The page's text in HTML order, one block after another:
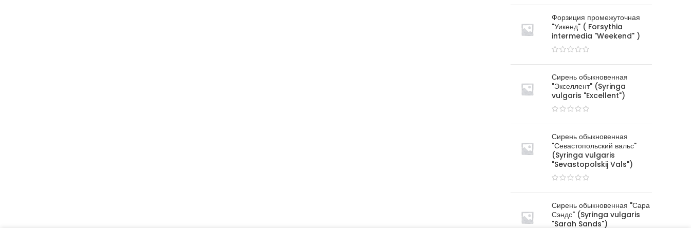
Форзиция промежуточная
"Уикенд" ( Forsythia
intermedia "Weekend" )
Сирень обыкновенная
"Экселлент" (Syringa
vulgaris "Excellent")
Сирень обыкновенная
"Севастопольский вальс"
(Syringa vulgaris
"Sevastopolskij Vals")
Сирень обыкновенная "Сара
Сэндс" (Syringa vulgaris
"Sarah Sands")